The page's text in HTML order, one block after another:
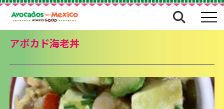
アボカド海老丼